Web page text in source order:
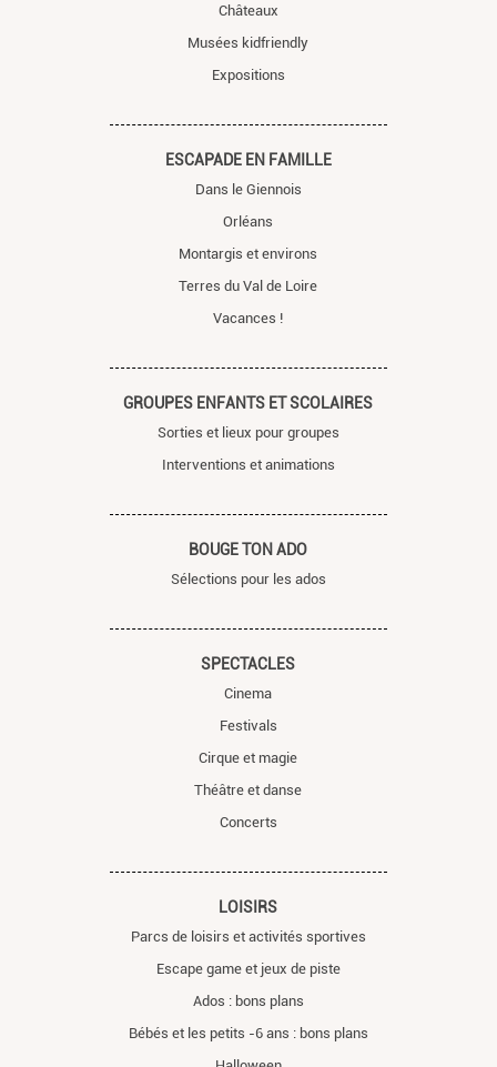
Châteaux
Musées kidfriendly
Expositions
ESCAPADE EN FAMILLE
Dans le Giennois
Orléans
Montargis et environs
Terres du Val de Loire
Vacances !
GROUPES ENFANTS ET SCOLAIRES
Sorties et lieux pour groupes
Interventions et animations
BOUGE TON ADO
Sélections pour les ados
SPECTACLES
Cinema
Festivals
Cirque et magie
Théâtre et danse
Concerts
LOISIRS
Parcs de loisirs et activités sportives
Escape game et jeux de piste
Ados : bons plans
Bébés et les petits -6 ans : bons plans